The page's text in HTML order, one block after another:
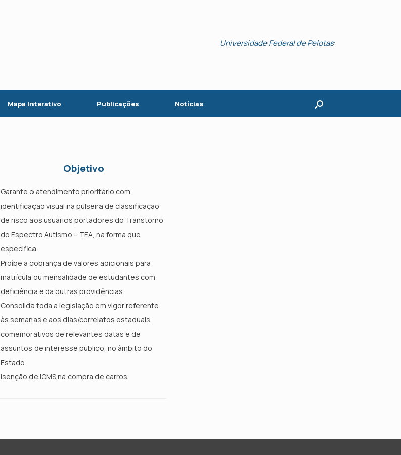
Universidade Federal de Pelotas
Mapa Interativo Publicações Notícias
Objetivo
Garante o atendimento prioritário com
identificação visual na pulseira de classificação
de risco aos usuários portadores do Transtorno
do Espectro Autismo – TEA, na forma que
especifica.
Proíbe a cobrança de valores adicionais para
matrícula ou mensalidade de estudantes com
deficiência e dá outras providências.
Consolida toda a legislação em vigor referente
às semanas e aos dias/correlatos estaduais
comemorativos de relevantes datas e de
assuntos de interesse público, no âmbito do
Estado.
Isenção de ICMS na compra de carros.